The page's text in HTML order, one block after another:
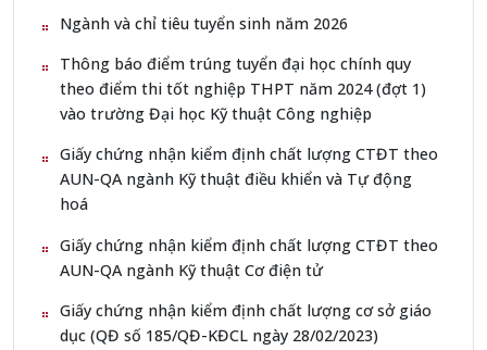
Ngành và chỉ tiêu tuyển sinh năm 2026
Thông báo điểm trúng tuyển đại học chính quy
theo điểm thi tốt nghiệp THPT năm 2024 (đợt 1)
vào trường Đại học Kỹ thuật Công nghiệp
Giấy chứng nhận kiểm định chất lượng CTĐT theo
AUN-QA ngành Kỹ thuật điều khiển và Tự động
hoá
Giấy chứng nhận kiểm định chất lượng CTĐT theo
AUN-QA ngành Kỹ thuật Cơ điện tử
Giấy chứng nhận kiểm định chất lượng cơ sở giáo
dục (QĐ số 185/QĐ-KĐCL ngày 28/02/2023)